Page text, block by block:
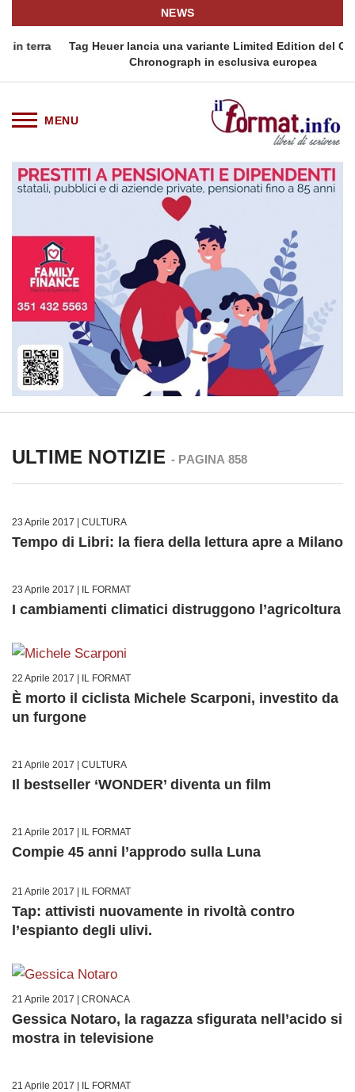
NEWS
Tag Heuer lancia una variante Limited Edition del Carrera
Chronograph in esclusiva europea
ULTIME NOTIZIE - PAGINA 858
23 Aprile 2017 | CULTURA
Tempo di Libri: la fiera della lettura apre a Milano
23 Aprile 2017 | IL FORMAT
I cambiamenti climatici distruggono l’agricoltura
22 Aprile 2017 | IL FORMAT
È morto il ciclista Michele Scarponi, investito da
un furgone
21 Aprile 2017 | CULTURA
Il bestseller ‘WONDER’ diventa un film
21 Aprile 2017 | IL FORMAT
Compie 45 anni l’approdo sulla Luna
21 Aprile 2017 | IL FORMAT
Tap: attivisti nuovamente in rivoltà contro
l’espianto degli ulivi.
21 Aprile 2017 | CRONACA
Gessica Notaro, la ragazza sfigurata nell’acido si
mostra in televisione
21 Aprile 2017 | IL FORMAT